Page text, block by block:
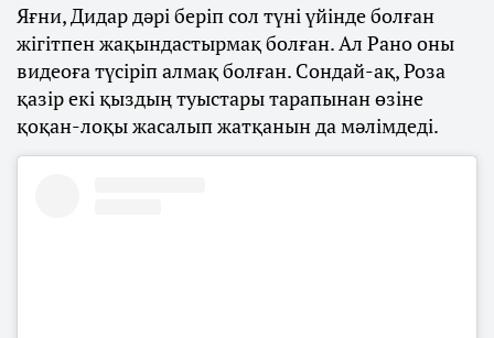
Яғни, Дидар дәрі беріп сол түні үйінде болған
жігітпен жақындастырмақ болған. Ал Рано оны
видеоға түсіріп алмақ болған. Сондай-ақ, Роза
қазір екі қыздың туыстары тарапынан өзіне
қоқан-лоқы жасалып жатқанын да мәлімдеді.